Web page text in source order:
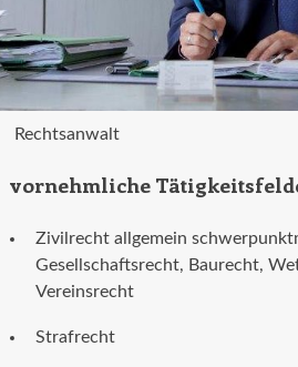
Rechtsanwalt
vornehmliche
Zivilrecht allgemein
Gesellschaftsrecht, Baurecht,
Vereinsrecht
Strafrecht